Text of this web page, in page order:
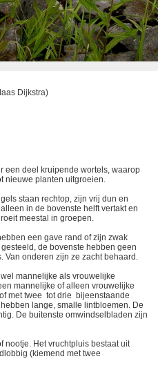
Dijkstra)
een deel kruipende wortels, waarop
nieuwe planten uitgroeien.
staan rechtop, zijn vrij dun en
in de bovenste helft vertakt en
meestal in groepen.
een gave rand of zijn zwak
de bovenste hebben geen
Van onderen zijn ze zacht behaard.
mannelijke als vrouwelijke
mannelijke of alleen vrouwelijke
met twee tot drie bijeenstaande
lange, smalle lintbloemen. De
De buitenste omwindselbladen zijn
nootje. Het vruchtpluis bestaat uit
(kiemend met twee